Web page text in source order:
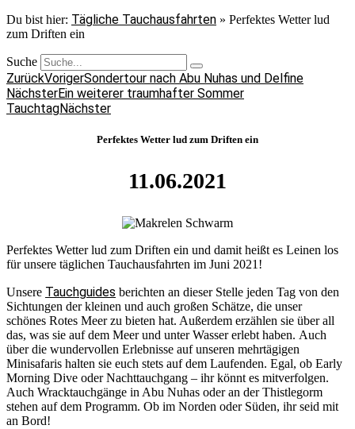
Du bist hier: Tägliche Tauchausfahrten » Perfektes Wetter lud
zum Driften ein
Suche
ZurückVorigerSondertour nach Abu Nuhas und Delfine
NächsterEin weiterer traumhafter Sommer
TauchtagNächster
Perfektes Wetter lud zum Driften ein
11.06.2021
Perfektes Wetter lud zum Driften ein und damit heißt es Leinen los
für unsere täglichen Tauchausfahrten im Juni 2021!
Unsere Tauchguides berichten an dieser Stelle jeden Tag von den
Sichtungen der kleinen und auch großen Schätze, die unser
schönes Rotes Meer zu bieten hat. Außerdem erzählen sie über all
das, was sie auf dem Meer und unter Wasser erlebt haben. Auch
über die wundervollen Erlebnisse auf unseren mehrtägigen
Minisafaris halten sie euch stets auf dem Laufenden. Egal, ob Early
Morning Dive oder Nachttauchgang – ihr könnt es mitverfolgen.
Auch Wracktauchgänge in Abu Nuhas oder an der Thistlegorm
stehen auf dem Programm. Ob im Norden oder Süden, ihr seid mit
an Bord!